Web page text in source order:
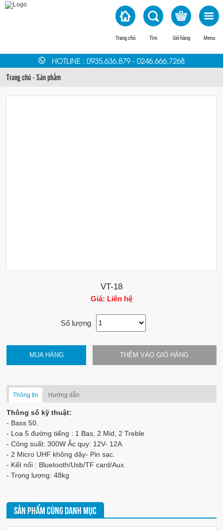
Trang chủ Tìm Giỏ hàng Menu
HOTLINE: 0935.636.879- 0246.666.7268
Trang chủ-Sản phẩm
VT-18
Giá: Liên hệ
Số lượng
MUA HÀNG THÊM VÀO GIỎ HÀNG
Thông tin Hướng dẫn
Thông số kỹ thuật:
- Bass 50.
- Loa 5 đường tiếng : 1 Bas, 2 Mid, 2 Treble
- Công suất: 300W Ắc quy: 12V- 12A.
- 2 Micro UHF không dây- Pin sạc.
- Kết nối : Bluetooth/Usb/TF card/Aux.
- Trọng lượng: 48kg
SẢN PHẨM CÙNG DANH MỤC